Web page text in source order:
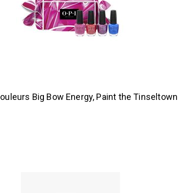
Big Bow Energy, Paint the Tinseltown